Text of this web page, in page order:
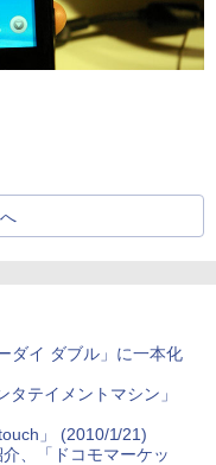
ダイ ダブル」に一本化
テイメントマシン」
」
(2010/1/21)
、「ドコモマーケッ